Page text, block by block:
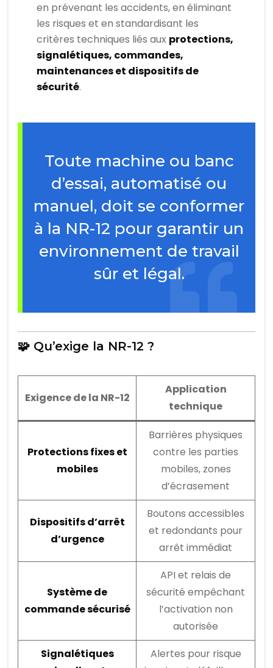
en prévenant les accidents, en éliminant
les risques et en standardisant les
critères techniques liés aux protections,
signalétiques, commandes,
maintenances et dispositifs de
sécurité.
Toute machine ou banc
d’essai, automatisé ou
manuel, doit se conformer
à la NR-12 pour garantir un
environnement de travail
sûr et légal.
🧩 Qu’exige la NR-12 ?
Exigence de la NR-12
Application
technique
Protections fixes et
mobiles
Barrières physiques
contre les parties
mobiles, zones
d’écrasement
Dispositifs d’arrêt
d’urgence
Boutons accessibles
et redondants pour
arrêt immédiat
Système de
commande sécurisé
API et relais de
sécurité empêchant
l’activation non
autorisée
Signalétiques
Alertes pour risque